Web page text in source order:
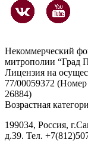
Некоммерческий
митрополии “Град
Лицензия на
77/00059372
26884)
Возрастная
199034, Россия,
д.39. Тел.